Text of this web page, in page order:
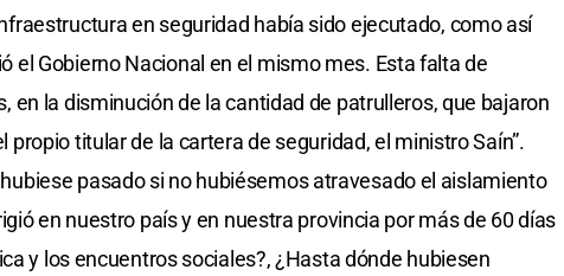
en seguridad había sido ejecutado, como así
el Gobierno Nacional en el mismo mes. Esta falta de
en la disminución de la cantidad de patrulleros, que bajaron
propio titular de la cartera de seguridad, el ministro Saín”.
pasado si no hubiésemos atravesado el aislamiento
en nuestro país y en nuestra provincia por más de 60 días
y los encuentros sociales?, ¿Hasta dónde hubiesen